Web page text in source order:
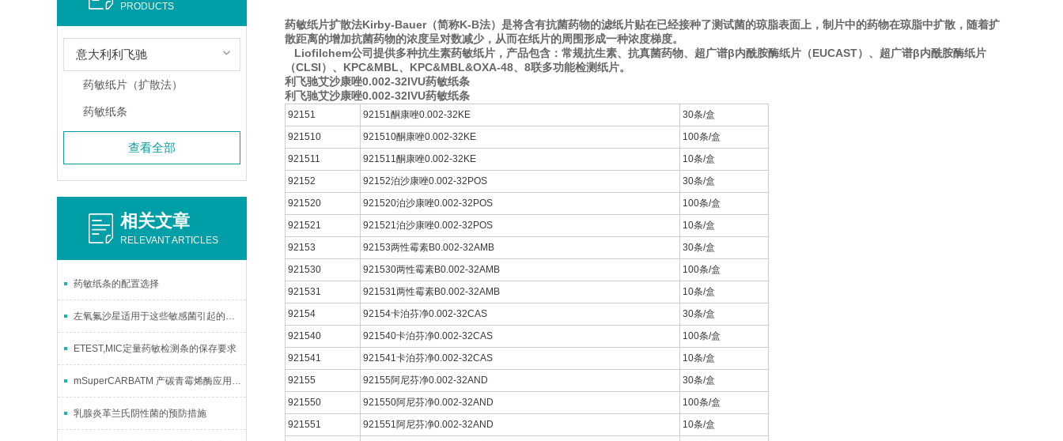
PRODUCTS
意大利利飞驰
药敏纸片（扩散法）
药敏纸条
查看全部
相关文章
RELEVANT ARTICLES
药敏纸条的配置选择
左氧氟沙星适用于这些敏感菌引起的治疗
ETEST,MIC定量药敏检测条的保存要求
mSuperCARBATM 产碳青霉烯酶应用广泛
乳腺炎革兰氏阴性菌的预防措施
药敏纸片扩散法Kirby-Bauer（简称K-B法）是将含有抗菌药物的滤纸片贴在已经接种了测试菌的琼脂表面上，制片中的药物在琼脂中扩散，随着扩
散距离的增加抗菌药物的浓度呈对数减少，从而在纸片的周围形成一种浓度梯度。
Liofilchem公司提供多种抗生素药敏纸片，产品包含：常规抗生素、抗真菌药物、超广谱β内酰胺酶纸片（EUCAST）、超广谱β内酰胺酶纸片
（CLSI）、KPC&MBL、KPC&MBL&OXA-48、8联多功能检测纸片。
利飞驰艾沙康唑0.002-32IVU药敏纸条
利飞驰艾沙康唑0.002-32IVU药敏纸条
92151 92151酮康唑0.002-32KE
30条/盒
921510
921510酮康唑0.002-32KE
100条/盒
921511
921511酮康唑0.002-32KE
10条/盒
92152
92152泊沙康唑0.002-32POS
30条/盒
921520
921520泊沙康唑0.002-32POS
100条/盒
921521
921521泊沙康唑0.002-32POS
10条/盒
92153
92153两性霉素B0.002-32AMB
30条/盒
921530
921530两性霉素B0.002-32AMB
100条/盒
921531
921531两性霉素B0.002-32AMB
10条/盒
92154
92154卡泊芬净0.002-32CAS
30条/盒
921540
921540卡泊芬净0.002-32CAS
100条/盒
921541
921541卡泊芬净0.002-32CAS
10条/盒
92155
92155阿尼芬净0.002-32AND
30条/盒
921550
921550阿尼芬净0.002-32AND
100条/盒
921551
921551阿尼芬净0.002-32AND
10条/盒